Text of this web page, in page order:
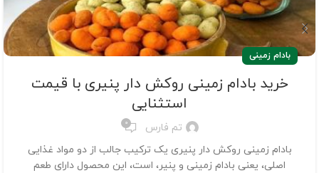
بادام زمینی
خرید بادام زمینی روکش دار پنیری با قیمت
استثنایی
تم فارس 0
بادام زمینی روکش دار پنیری یک ترکیب جالب از دو مواد غذایی
اصلی، یعنی بادام زمینی و پنیر، است، این محصول دارای طعم